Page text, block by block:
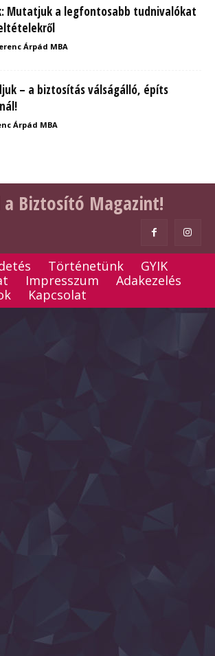
Mutatjuk a legfontosabb tudnivalókat
Árpád MBA
– a biztosítás válságálló, építs
Árpád MBA
a Biztosító Magazint!
Történetünk
GYIK
Impresszum
Adakezelés
Kapcsolat